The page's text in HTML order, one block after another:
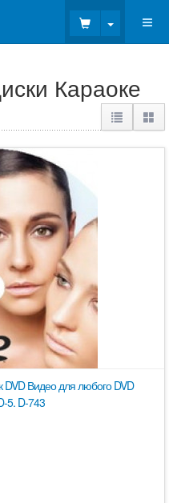
Toggle
Караоке
Видео для любого DVD
5. D-743